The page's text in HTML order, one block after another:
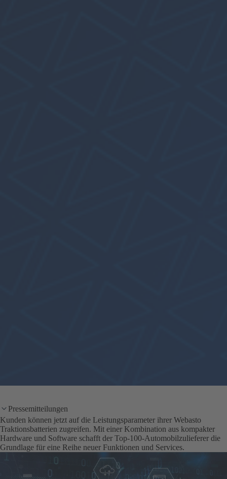
Pressemitteilungen
Kunden können jetzt auf die Leistungsparameter ihrer Webasto
Traktionsbatterien zugreifen. Mit einer Kombination aus kompakter
Hardware und Software schafft der Top-100-Automobilzulieferer die
Grundlage für eine Reihe neuer Funktionen und Services.